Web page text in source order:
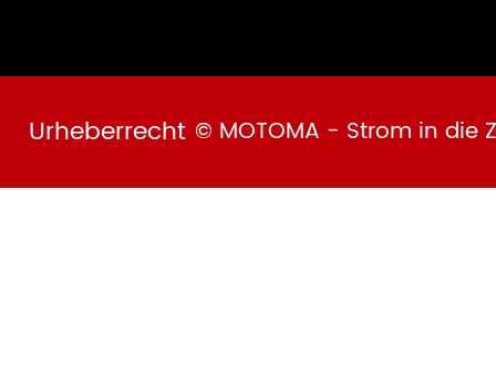
Urheberrecht © MOTOMA - Strom in die